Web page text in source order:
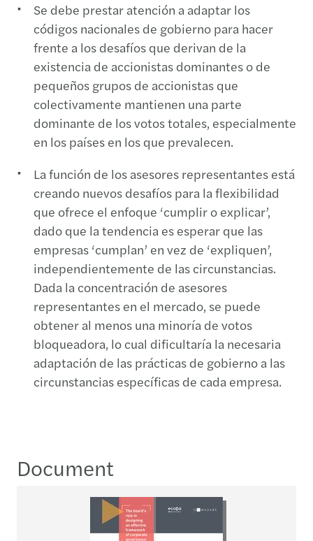
Se debe prestar atención a adaptar los
códigos nacionales de gobierno para hacer
frente a los desafíos que derivan de la
existencia de accionistas dominantes o de
pequeños grupos de accionistas que
colectivamente mantienen una parte
dominante de los votos totales, especialmente
en los países en los que prevalecen.
La función de los asesores representantes está
creando nuevos desafíos para la flexibilidad
que ofrece el enfoque ‘cumplir o explicar’,
dado que la tendencia es esperar que las
empresas ‘cumplan’ en vez de ‘expliquen’,
independientemente de las circunstancias.
Dada la concentración de asesores
representantes en el mercado, se puede
obtener al menos una minoría de votos
bloqueadora, lo cual dificultaría la necesaria
adaptación de las prácticas de gobierno a las
circunstancias específicas de cada empresa.
Document